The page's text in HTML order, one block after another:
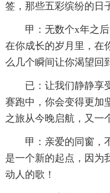
签，那些五彩缤纷的日
甲：无数个x年之
在你成长的岁月里，在
么几个瞬间让你渴望回
已：让我们静静享
赛跑中，你会变得更加
之旅从今晚启航，又一
甲：亲爱的同窗，
是一个新的起点，因为
动人的歌！